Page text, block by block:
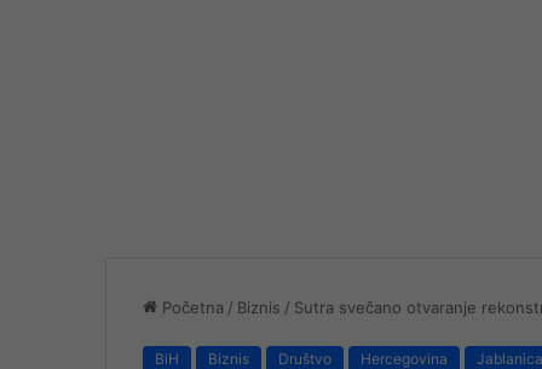
Početna / Biznis / Sutra svečano otvaranje
BiH Biznis Društvo Hercegovina Jablanica